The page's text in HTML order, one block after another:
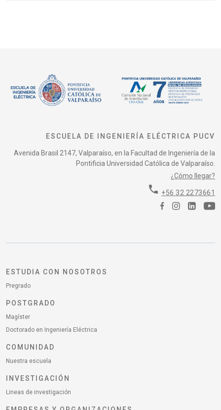
ESCUELA DE INGENIERÍA ELÉCTRICA PUCV
Avenida Brasil 2147, Valparaíso, en la Facultad de Ingeniería de la
Pontificia Universidad Católica de Valparaíso.
¿Cómo llegar?
phone +56 32 2273661
ESTUDIA CON NOSOTROS
Pregrado
POSTGRADO
Magíster
Doctorado en Ingeniería Eléctrica
COMUNIDAD
Nuestra escuela
INVESTIGACIÓN
Lineas de investigación